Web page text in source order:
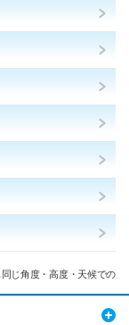
じ角度・高度・天候での